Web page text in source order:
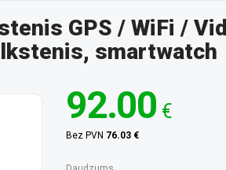
GPS / WiFi /
smartwatch
92.00 €
Bez PVN 76.03 €